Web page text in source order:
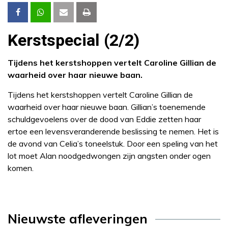
Kerstspecial (2/2)
Tijdens het kerstshoppen vertelt Caroline Gillian de
waarheid over haar nieuwe baan.
Tijdens het kerstshoppen vertelt Caroline Gillian de
waarheid over haar nieuwe baan. Gillian’s toenemende
schuldgevoelens over de dood van Eddie zetten haar
ertoe een levensveranderende beslissing te nemen. Het is
de avond van Celia’s toneelstuk. Door een speling van het
lot moet Alan noodgedwongen zijn angsten onder ogen
komen.
Nieuwste afleveringen